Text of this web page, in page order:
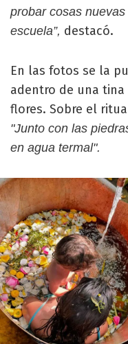
probar cosas
escuela”, destacó.
En las fotos se la
adentro de una
flores. Sobre el
"Junto con las
en agua termal".